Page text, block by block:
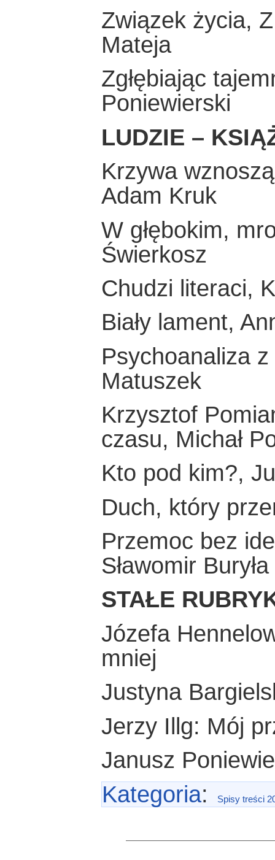
Związek życia,
Mateja
Zgłębiając
Poniewierski
LUDZIE –
Krzywa
Adam Kruk
W głębokim,
Świerkosz
Chudzi literaci,
Biały lament,
Psychoanaliza
Matuszek
Krzysztof
czasu, Michał
Kto pod kim?,
Duch, który
Przemoc bez
Sławomir Buryła
STAŁE
Józefa
mniej
Justyna
Jerzy Illg: Mój
Janusz
Kategoria: Spisy treści